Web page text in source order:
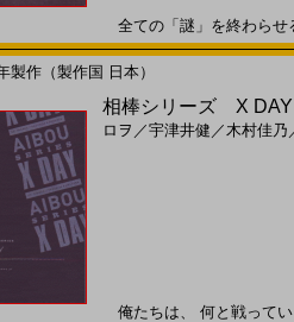
全ての「謎」を終わら
製作（製作国 日本）
相棒シリーズ X
ロヲ ／宇津井健 ／木村佳乃
俺たちは、 何と戦って